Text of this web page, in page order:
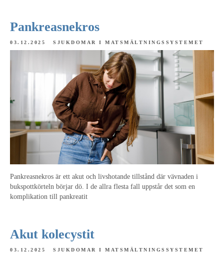
Pankreasnekros
03.12.2025 SJUKDOMAR I MATSMÄLTNINGSSYSTEMET
Pankreasnekros är ett akut och livshotande tillstånd där vävnaden i
bukspottkörteln börjar dö. I de allra flesta fall uppstår det som en
komplikation till pankreatit
Akut kolecystit
03.12.2025 SJUKDOMAR I MATSMÄLTNINGSSYSTEMET